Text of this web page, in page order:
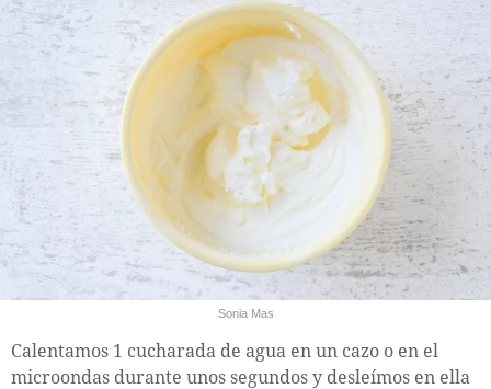
Sonia Mas
Calentamos 1 cucharada de agua en un cazo o en el
microondas durante unos segundos y desleímos en ella